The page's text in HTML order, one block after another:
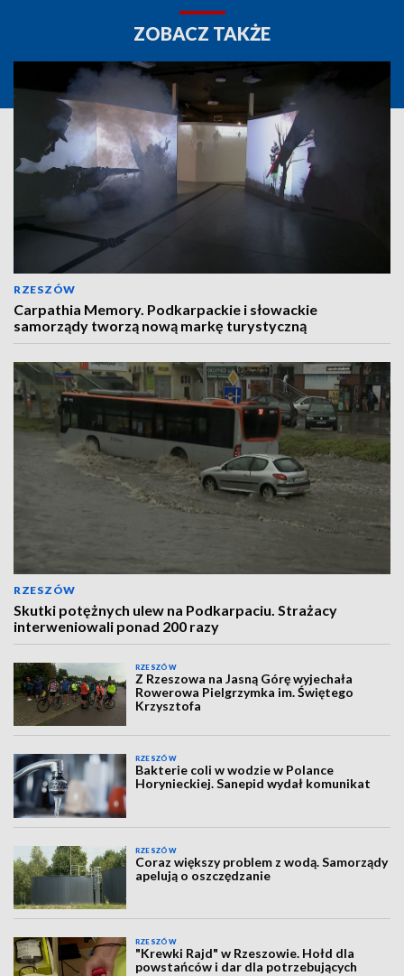
ZOBACZ TAKŻE
RZESZÓW
Carpathia Memory. Podkarpackie i słowackie
samorządy tworzą nową markę turystyczną
RZESZÓW
Skutki potężnych ulew na Podkarpaciu. Strażacy
interweniowali ponad 200 razy
RZESZÓW
Z Rzeszowa na Jasną Górę wyjechała
Rowerowa Pielgrzymka im. Świętego
Krzysztofa
RZESZÓW
Bakterie coli w wodzie w Polance
Horynieckiej. Sanepid wydał komunikat
RZESZÓW
Coraz większy problem z wodą. Samorządy
apelują o oszczędzanie
RZESZÓW
"Krewki Rajd" w Rzeszowie. Hołd dla
powstańców i dar dla potrzebujących